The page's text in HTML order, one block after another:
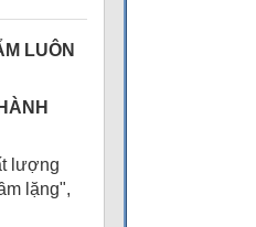
LUÔN
lượng
lặng",